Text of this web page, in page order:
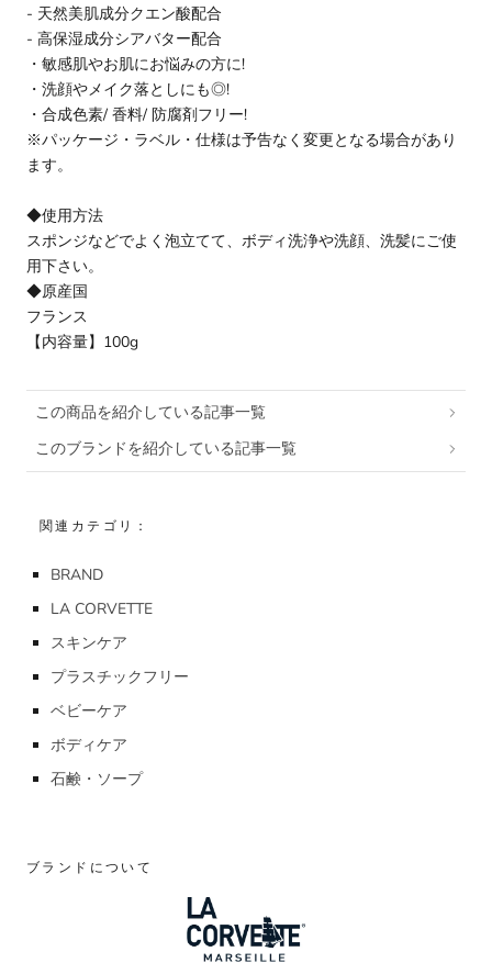
- 天然美肌成分クエン酸配合
- 高保湿成分シアバター配合
・敏感肌やお肌にお悩みの方に!
・洗顔やメイク落としにも◎!
・合成色素/ 香料/ 防腐剤フリー!
※パッケージ・ラベル・仕様は予告なく変更となる場合があり
ます。
◆使用方法
スポンジなどでよく泡立てて、ボディ洗浄や洗顔、洗髪にご使
用下さい。
◆原産国
フランス
【内容量】100g
この商品を紹介している記事一覧
このブランドを紹介している記事一覧
関連カテゴリ：
BRAND
LA CORVETTE
スキンケア
プラスチックフリー
ベビーケア
ボディケア
石鹸・ソープ
ブランドについて